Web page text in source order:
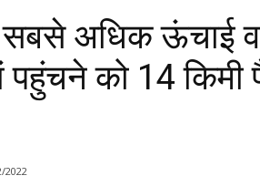
सबसे अधिक ऊंचाई
पहुंचने को 14 किमी
2022